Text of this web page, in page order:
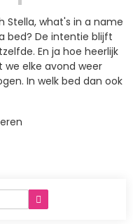
Stella, what's in a name
bed? De intentie blijft
En ja hoe heerlijk
we elke avond weer
In welk bed dan ook